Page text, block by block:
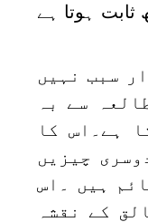
ثابت ہوتا ہے
سبب نہیں
سے بہ
ہے۔اس کا
چیزیں
ہیں ۔اس
کے نقشہ